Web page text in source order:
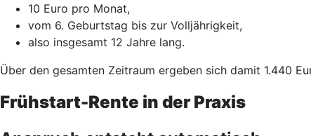
10 Euro pro Monat,
vom 6. Geburtstag bis zur Volljährigkeit,
also insgesamt 12 Jahre lang.
Über den gesamten Zeitraum ergeben sich damit 1.440
Frühstart-Rente in der Praxis